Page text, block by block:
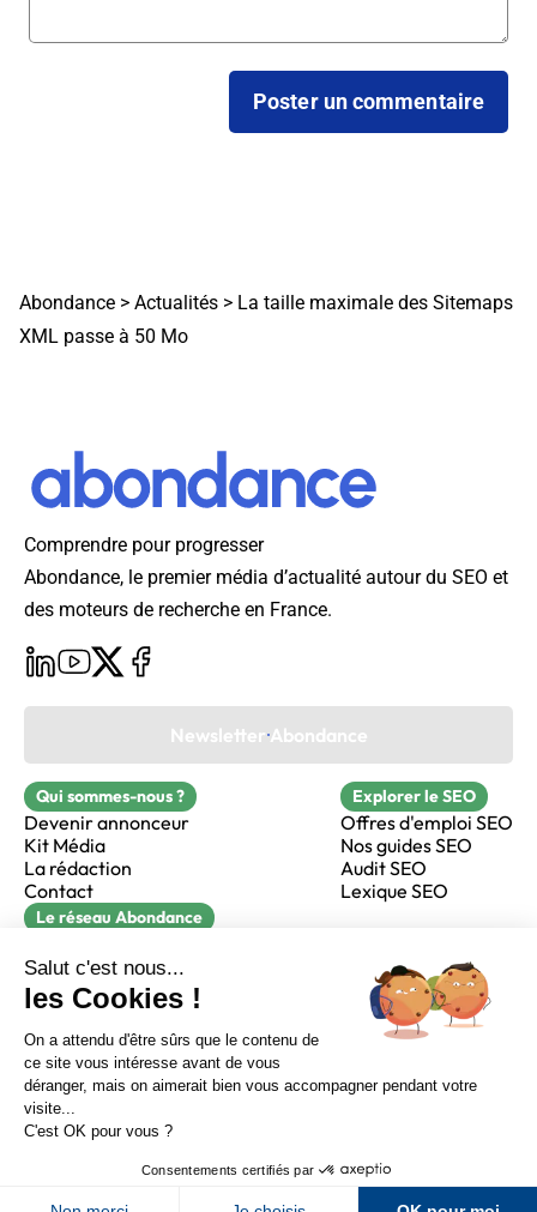
Sur LinkedIn Sur Youtube
Sur X Sur Facebook
Newsletter Abondance
Abondance > Actualités > La taille maximale des Sitemaps
XML passe à 50 Mo
Comprendre pour progresser
Abondance, le premier média d’actualité autour du SEO et
des moteurs de recherche en France.
Newsletter Abondance
Qui sommes-nous ?
Devenir annonceur
Kit Média
La rédaction
Contact
Explorer le SEO
Offres d'emploi SEO
Nos guides SEO
Audit SEO
Lexique SEO
Le réseau Abondance
Réacteur
alfie formation
CGV
Confidentialité